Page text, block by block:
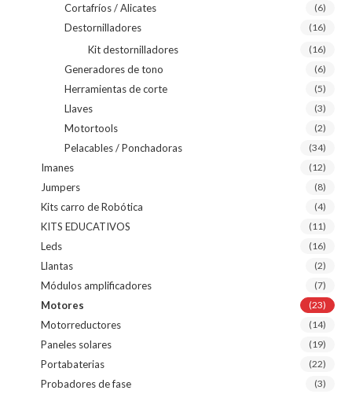
Cortafríos / Alicates (6)
Destornilladores (16)
Kit destornilladores (16)
Generadores de tono (6)
Herramientas de corte (5)
Llaves (3)
Motortools (2)
Pelacables / Ponchadoras (34)
Imanes (12)
Jumpers (8)
Kits carro de Robótica (4)
KITS EDUCATIVOS (11)
Leds (16)
Llantas (2)
Módulos amplificadores (7)
Motores (23)
Motorreductores (14)
Paneles solares (19)
Portabaterias (22)
Probadores de fase (3)